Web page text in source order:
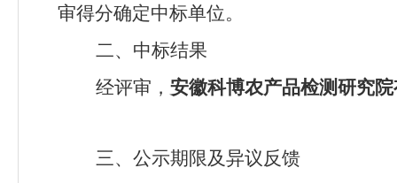
审得分确定中标单位。
二、中标结果
经评审， 安徽科博农产品检测研究
三、公示期限及异议反馈